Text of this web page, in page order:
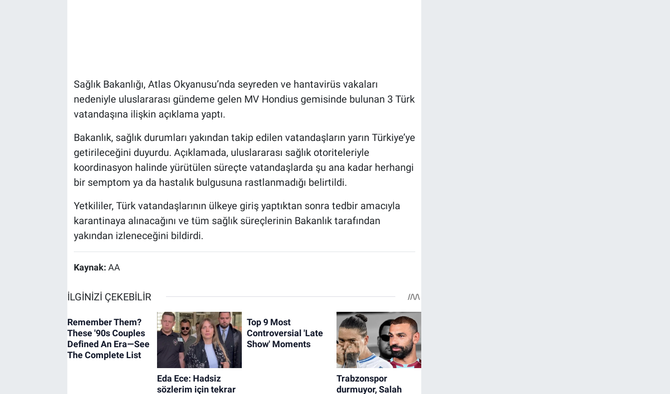
Sağlık Bakanlığı, Atlas Okyanusu’nda seyreden ve hantavirüs vakaları
nedeniyle uluslararası gündeme gelen MV Hondius gemisinde bulunan 3 Türk
vatandaşına ilişkin açıklama yaptı.
Bakanlık, sağlık durumları yakından takip edilen vatandaşların yarın Türkiye’ye
getirileceğini duyurdu. Açıklamada, uluslararası sağlık otoriteleriyle
koordinasyon halinde yürütülen süreçte vatandaşlarda şu ana kadar herhangi
bir semptom ya da hastalık bulgusuna rastlanmadığı belirtildi.
Yetkililer, Türk vatandaşlarının ülkeye giriş yaptıktan sonra tedbir amacıyla
karantinaya alınacağını ve tüm sağlık süreçlerinin Bakanlık tarafından
yakından izleneceğini bildirdi.
Kaynak: AA